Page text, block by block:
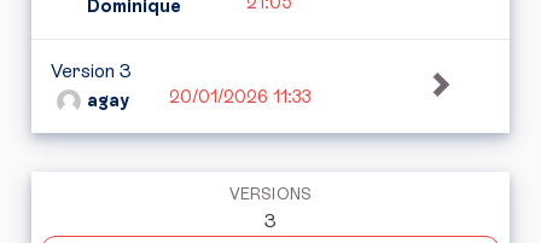
Dominique
Version 3
agay 20/01/2026 11:33
VERSIONS
3